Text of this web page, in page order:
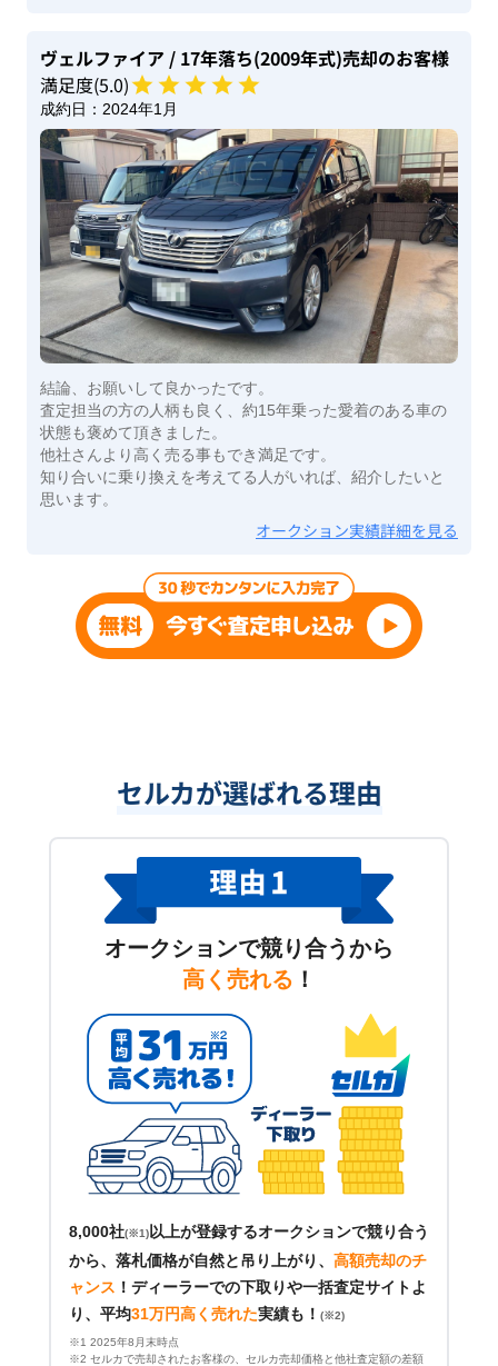
ヴェルファイア / 17年落ち(2009年式)売却のお客様
満足度(5.0)
成約日： 2024年1月
結論、お願いして良かったです。
査定担当の方の人柄も良く、約15年乗った愛着のある車の
状態も褒めて頂きました。
他社さんより高く売る事もでき満足です。
知り合いに乗り換えを考えてる人がいれば、紹介したいと
思います。
オークション実績詳細を見る
セルカが選ばれる理由
オークションで競り合うから
高く売れる ！
8,000社(※1)以上が登録するオークションで競り合う
から、落札価格が自然と吊り上がり、 高額売却のチ
ャンス ！ ディーラーでの下取りや一括査定サイトよ
り、平均31万円高く売れた実績も！ (※2)
※1 2025年8月末時点
※2 セルカで売却されたお客様の、セルカ売却価格と他社査定額の差額